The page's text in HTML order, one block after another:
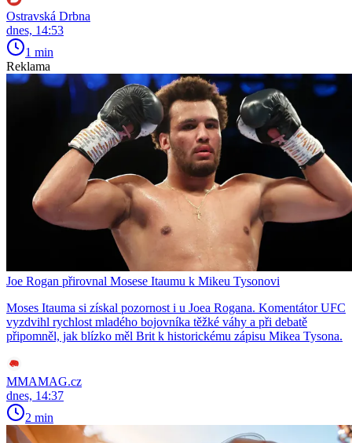
Ostravská Drbna
dnes, 14:53
1 min
Reklama
Joe Rogan přirovnal Mosese Itaumu k Mikeu Tysonovi
Moses Itauma si získal pozornost i u Joea Rogana. Komentátor UFC
vyzdvihl rychlost mladého bojovníka těžké váhy a při debatě
připomněl, jak blízko měl Brit k historickému zápisu Mikea Tysona.
MMAMAG.cz
dnes, 14:37
2 min